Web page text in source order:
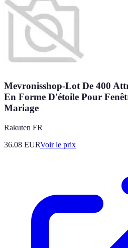
Mevronisshop-Lot De 400
En Forme D'étoile Pour
Mariage
Rakuten FR
36.08 EURVoir le prix